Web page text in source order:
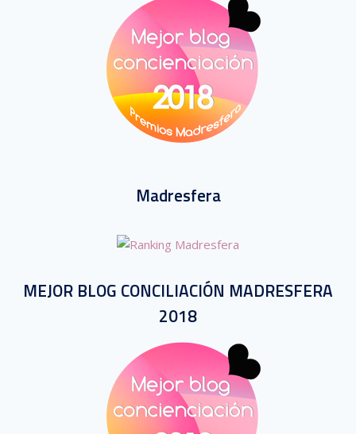
Madresfera
MEJOR BLOG CONCILIACIÓN MADRESFERA
2018